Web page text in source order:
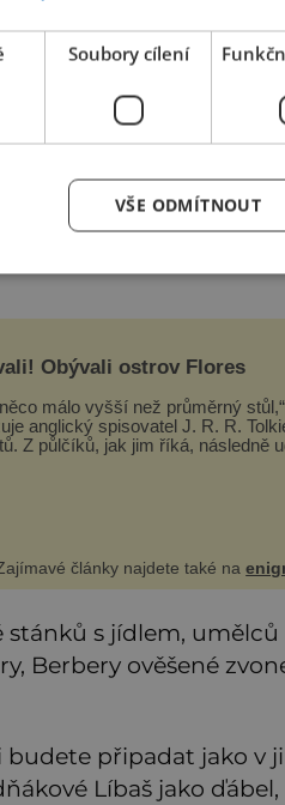
tenhle se celý točil
obepínají starobylou
trochu fádně, ale jen
Obývali ostrov Flores
málo vyšší než průměrný stůl,“
anglický spisovatel J. R. R.
články najdete také na
s jídlem, umělců
Berbery ověšené
budete připadat jako v
Líbaš jako ďábel,
Soubory cílení
VŠE ODMÍTNOUT